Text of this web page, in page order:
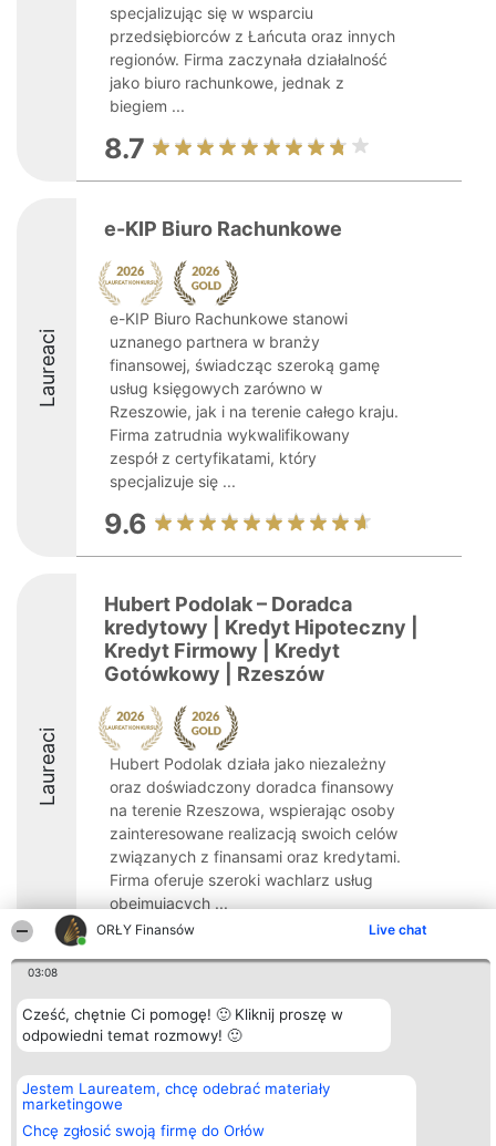
ORŁY Finansów Live chat
03:08
Cześć, chętnie Ci pomogę! 🙂 Kliknij proszę w
odpowiedni temat rozmowy! 🙂
Jestem Laureatem, chcę odebrać materiały
marketingowe
Chcę zgłosić swoją firmę do Orłów
specjalizując się w wsparciu
przedsiębiorców z Łańcuta oraz innych
regionów. Firma zaczynała działalność
jako biuro rachunkowe, jednak z
biegiem ...
8.7
Laureaci
e-KIP Biuro Rachunkowe
e-KIP Biuro Rachunkowe stanowi
uznanego partnera w branży
finansowej, świadcząc szeroką gamę
usług księgowych zarówno w
Rzeszowie, jak i na terenie całego kraju.
Firma zatrudnia wykwalifikowany
zespół z certyfikatami, który
specjalizuje się ...
9.6
Laureaci
Hubert Podolak – Doradca
kredytowy | Kredyt Hipoteczny |
Kredyt Firmowy | Kredyt
Gotówkowy | Rzeszów
Hubert Podolak działa jako niezależny
oraz doświadczony doradca finansowy
na terenie Rzeszowa, wspierając osoby
zainteresowane realizacją swoich celów
związanych z finansami oraz kredytami.
Firma oferuje szeroki wachlarz usług
obejmujących ...
9.4
Organizator plebiscytu
Bright Side Solutions sp. z o.
o. sp. k.
Wrocław 50-079
KRS 0000749100 | Regon
381313360 | NIP 8943132676
+48 508 492 400
Plebiscyt
Laureaci
Lista
Laureatów
Regulamin
Polityka
Kontakt